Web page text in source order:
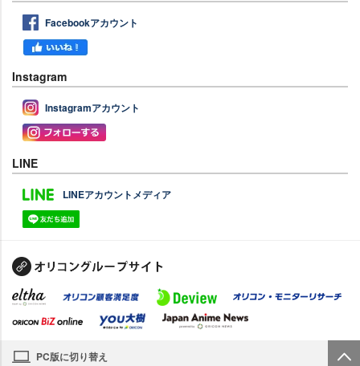
Facebookアカウント
Instagram
Instagramアカウント
LINE
LINEアカウントメディア
PC版に切り替え